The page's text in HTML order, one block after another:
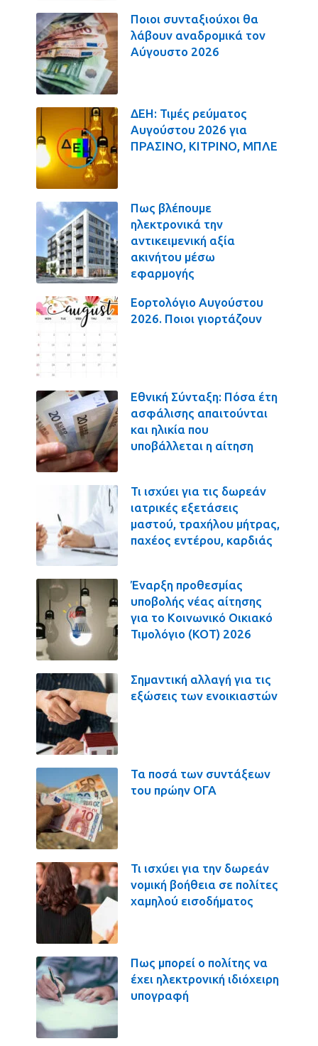
Ποιοι συνταξιούχοι θα
λάβουν αναδρομικά τον
Αύγουστο 2026
ΔΕΗ: Τιμές ρεύματος
Αυγούστου 2026 για
ΠΡΑΣΙΝΟ, ΚΙΤΡΙΝΟ, ΜΠΛΕ
Πως βλέπουμε
ηλεκτρονικά την
αντικειμενική αξία
ακινήτου μέσω
εφαρμογής
Εορτολόγιο Αυγούστου
2026. Ποιοι γιορτάζουν
Εθνική Σύνταξη: Πόσα έτη
ασφάλισης απαιτούνται
και ηλικία που
υποβάλλεται η αίτηση
Τι ισχύει για τις δωρεάν
ιατρικές εξετάσεις
μαστού, τραχήλου μήτρας,
παχέος εντέρου, καρδιάς
Έναρξη προθεσμίας
υποβολής νέας αίτησης
για το Κοινωνικό Οικιακό
Τιμολόγιο (ΚΟΤ) 2026
Σημαντική αλλαγή για τις
εξώσεις των ενοικιαστών
Τα ποσά των συντάξεων
του πρώην ΟΓΑ
Τι ισχύει για την δωρεάν
νομική βοήθεια σε πολίτες
χαμηλού εισοδήματος
Πως μπορεί ο πολίτης να
έχει ηλεκτρονική ιδιόχειρη
υπογραφή